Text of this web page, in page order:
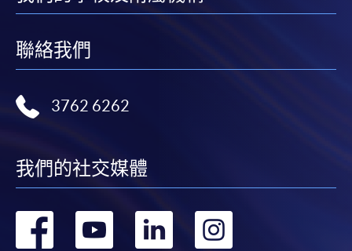
聯絡我們
3762 6262
我們的社交媒體
轉
轉
轉